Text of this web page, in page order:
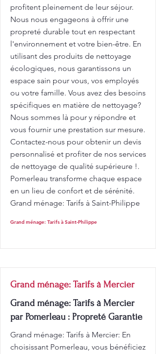
profitent pleinement de leur séjour.
Nous nous engageons à offrir une
propreté durable tout en respectant
l'environnement et votre bien-être. En
utilisant des produits de nettoyage
écologiques, nous garantissons un
espace sain pour vous, vos employés
ou votre famille. Vous avez des besoins
spécifiques en matière de nettoyage?
Nous sommes là pour y répondre et
vous fournir une prestation sur mesure.
Contactez-nous pour obtenir un devis
personnalisé et profiter de nos services
de nettoyage de qualité supérieure !.
Pomerleau transforme chaque espace
en un lieu de confort et de sérénité.
Grand ménage: Tarifs à Saint-Philippe
Grand ménage: Tarifs à Saint-Philippe
Grand ménage: Tarifs à Mercier
Grand ménage: Tarifs à Mercier
par Pomerleau : Propreté Garantie
Grand ménage: Tarifs à Mercier: En
choisissant Pomerleau, vous bénéficiez